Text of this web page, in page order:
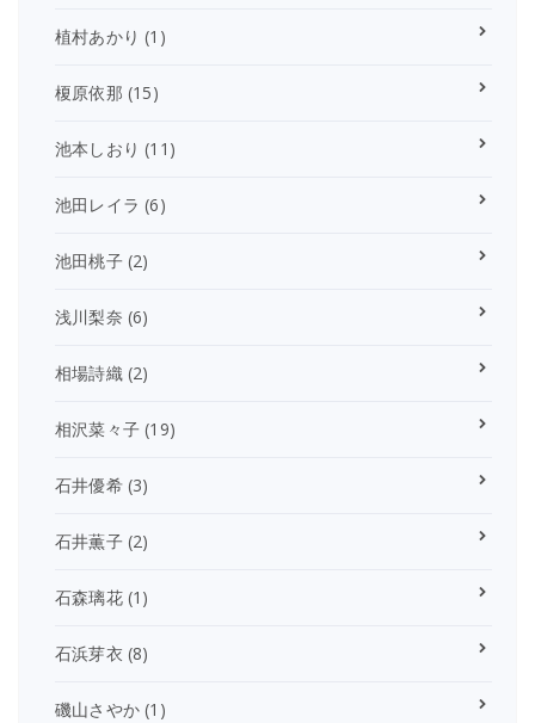
植村あかり (1)
榎原依那 (15)
池本しおり (11)
池田レイラ (6)
池田桃子(2)
浅川梨奈 (6)
相場詩織(2)
相沢菜々子 (19)
石井優希(3)
石井薫子(2)
石森璃花(1)
石浜芽衣 (8)
磯山さやか (1)